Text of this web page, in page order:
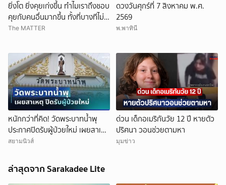
ยิ่งโต ยิ่งคุยเก่งขึ้น ทำไมเราถึงชอบ
คุยกับคนอื่นมากขึ้น ทั้งที่บางทีไม่รู้
จักกันด้วยซ้ำ
The MATTER
ดวงวันศุกร์ที่ 7 สิงหาคม พ.ศ.
2569
พ.พาทินี
หนักกว่าที่คิด! วัดพระบาทน้ำพุ
ประกาศปิดรับผู้ป่วยใหม่ เผยสาเหตุ
สุดสะเทือนใจ
สยามนิวส์
ด่วน เด็กอเมริกันวัย 12 ปี หายตัว
ปริศนา วอนช่วยตามหา
มุมข่าว
ล่าสุดจาก Sarakadee Lite